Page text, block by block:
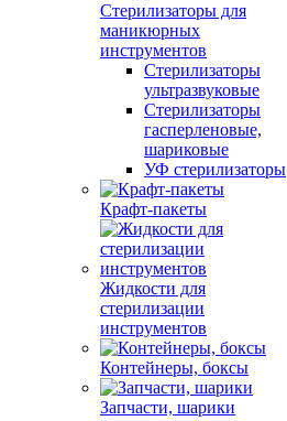
Стерилизаторы для
маникюрных
инструментов
Стерилизаторы
ультразвуковые
Стерилизаторы
гасперленовые,
шариковые
УФ стерилизаторы
Крафт-пакеты
Жидкости для
стерилизации
инструментов
Контейнеры, боксы
Запчасти, шарики